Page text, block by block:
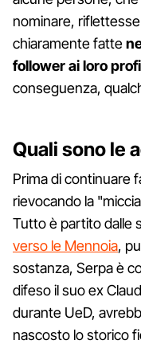
nominare,
chiaramente fatte
follower ai loro
conseguenza,
Quali sono le
Prima di continuare
rievocando la
Tutto è partito dalle
verso le Mennoia,
sostanza, Serpa è
difeso il suo ex
durante UeD,
nascosto lo storico